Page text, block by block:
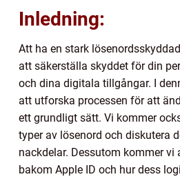
Inledning:
Att ha en stark
att säkerställa skyddet för din
och dina digitala tillgångar. I
att utforska processen för att
ett grundligt sätt. Vi kommer
typer av lösenord och diskutera
nackdelar. Dessutom kommer vi
bakom Apple ID och hur dess